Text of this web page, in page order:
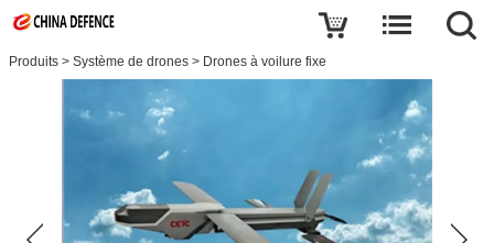
Produits > Système de drones > Drones à voilure fixe